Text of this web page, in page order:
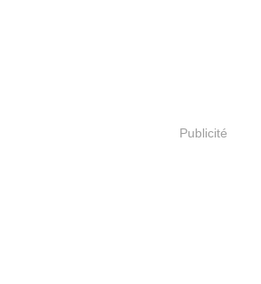
Publicité